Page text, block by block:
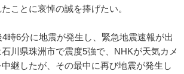
ことに哀悼の誠を捧げたい。
時6分に地震が発生し、緊急地震速報が出
川県珠洲市で震度5強で、NHKが天気カメ
継したが、その最中に再び地震が発生し